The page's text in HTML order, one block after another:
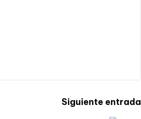
Siguiente entrada